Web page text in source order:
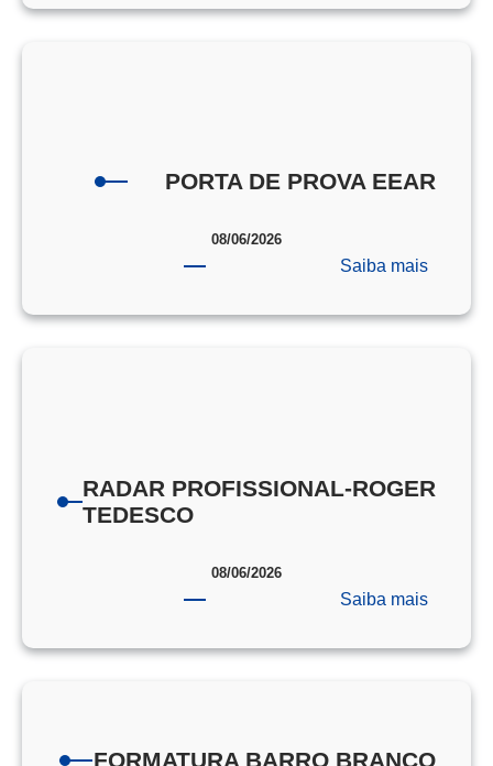
PRÉ
PORTA DE PROVA EEAR
08/06/2026
Saiba mais:
DE
RADAR PROFISSIONAL-ROGER
TEDESCO
08/06/2026
Saiba mais:
FORMATURA BARRO BRANCO